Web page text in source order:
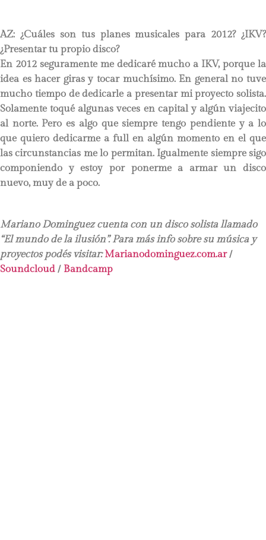
AZ: ¿Cuáles son tus planes musicales para 2012? ¿IKV?
¿Presentar tu propio disco?
En 2012 seguramente me dedicaré mucho a IKV, porque la
idea es hacer giras y tocar muchísimo. En general no tuve
mucho tiempo de dedicarle a presentar mi proyecto solista.
Solamente toqué algunas veces en capital y algún viajecito
al norte. Pero es algo que siempre tengo pendiente y a lo
que quiero dedicarme a full en algún momento en el que
las circunstancias me lo permitan. Igualmente siempre sigo
componiendo y estoy por ponerme a armar un disco
nuevo, muy de a poco.
Mariano Dominguez cuenta con un disco solista llamado
“El mundo de la ilusión”. Para más info sobre su música y
proyectos podés visitar: Marianodominguez.com.ar/
Soundcloud / Bandcamp